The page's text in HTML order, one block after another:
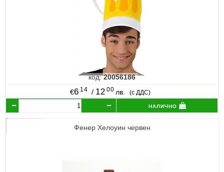
код:20056186
€6 14 / 12 00 лв. (с ДДС)
налично
Фенер Хелоуин червен